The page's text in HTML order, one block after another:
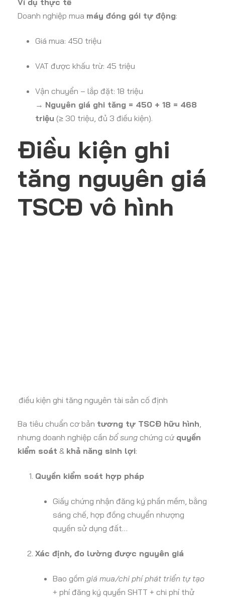
Doanh nghiệp mua máy đóng gói tự động:
Giá mua: 450 triệu
VAT được khấu trừ: 45 triệu
Vận chuyển – lắp đặt: 18 triệu
→ Nguyên giá ghi tăng = 450 + 18 = 468
triệu (≥ 30 triệu, đủ 3 điều kiện).
Điều kiện ghi
tăng nguyên giá
TSCĐ vô hình
điều kiện ghi tăng nguyên tài sản cố định
Ba tiêu chuẩn cơ bản tương tự TSCĐ hữu hình,
nhưng doanh nghiệp cần bổ sung chứng cứ quyền
kiểm soát & khả năng sinh lợi:
Quyền kiểm soát hợp pháp
Giấy chứng nhận đăng ký phần mềm, bằng
sáng chế, hợp đồng chuyển nhượng
quyền sử dụng đất…
Xác định, đo lường được nguyên giá
Bao gồm giá mua/chi phí phát triển tự tạo
+ phí đăng ký quyền SHTT + chi phí thử